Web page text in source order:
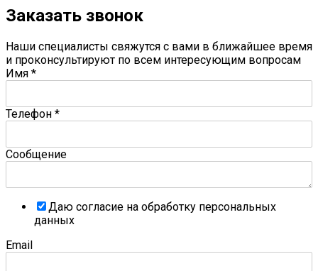
Заказать звонок
Наши специалисты свяжутся с вами в ближайшее время
и проконсультируют по всем интересующим вопросам
Имя *
Телефон *
Сообщение
Даю согласие на обработку персональных
данных
Email